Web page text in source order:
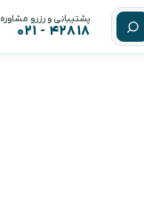
پشتیبانی و رزرو مشاوره
۴۲۸۱۸ - ۰۲۱